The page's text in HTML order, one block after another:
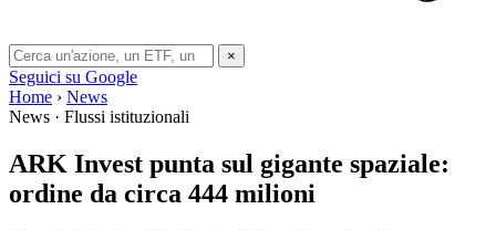
×
Seguici su Google
Home › News
News · Flussi istituzionali
ARK Invest punta sul gigante spaziale:
ordine da circa 444 milioni